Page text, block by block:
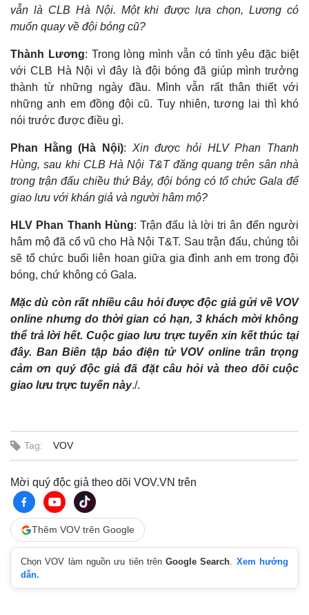
Văn hóa
Sân khấu - Điện ảnh
Âm nhạc
Di sản
Giải trí
Nghệ sĩ
Sao Việt
vẫn là CLB Hà Nội. Một khi được lựa chọn, Lương có
muốn quay về đội bóng cũ?
Thành Lương: Trong lòng mình vẫn có tình yêu đặc biệt
với CLB Hà Nội vì đây là đội bóng đã giúp mình trưởng
thành từ những ngày đầu. Mình vẫn rất thân thiết với
những anh em đồng đội cũ. Tuy nhiên, tương lai thì khó
nói trước được điều gì.
Phan Hằng (Hà Nội): Xin được hỏi HLV Phan Thanh
Hùng, sau khi CLB Hà Nội T&T đăng quang trên sân nhà
trong trận đấu chiều thứ Bảy, đội bóng có tổ chức Gala để
giao lưu với khán giả và người hâm mộ?
HLV Phan Thanh Hùng: Trận đấu là lời tri ân đến người
hâm mộ đã cổ vũ cho Hà Nội T&T. Sau trận đấu, chúng tôi
sẽ tổ chức buổi liên hoan giữa gia đình anh em trong đội
bóng, chứ không có Gala.
Mặc dù còn rất nhiều câu hỏi được độc giả gửi về VOV
online nhưng do thời gian có hạn, 3 khách mời không
thể trả lời hết. Cuộc giao lưu trực tuyến xin kết thúc tại
đây. Ban Biên tập báo điện tử VOV online trân trọng
cảm ơn quý độc giả đã đặt câu hỏi và theo dõi cuộc
giao lưu trực tuyến này./.
Tag: VOV
Mời quý độc giả theo dõi VOV.VN trên
Thêm VOV trên Google
Chọn VOV làm nguồn ưu tiên trênGoogle Search. Xem hướng
dẫn.